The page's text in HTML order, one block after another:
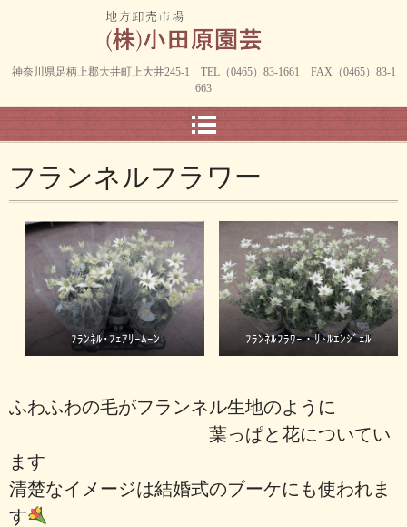
神奈川県足柄上郡大井町上大井245-1 TEL（0465）83-1661 FAX（0465）83-1
663
フランネルフラワー
ﾌﾗﾝﾈﾙ･ﾌｪｱﾘｰﾑｰﾝ ﾌﾗﾝﾈﾙﾌﾗﾜｰ・ﾘﾄﾙｴﾝｼﾞｪﾙ
ふわふわの毛がフランネル生地のように
葉っぱと花についてい
ます
清楚なイメージは結婚式のブーケにも使われま
す